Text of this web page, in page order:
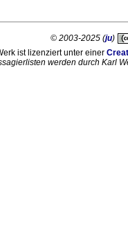
© 2003-2025 (ju)
ist lizenziert unter einer
werden durch Karl